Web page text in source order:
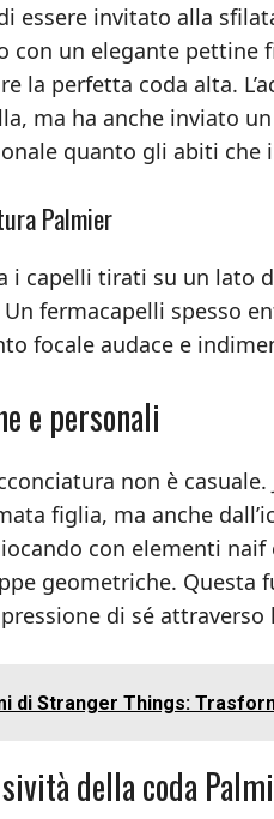
essere invitato alla
con un elegante
la perfetta coda alta.
ma ha anche inviato
quanto gli abiti che
Palmier
i capelli tirati su un
Un fermacapelli spesso
focale audace e
e personali
non è
figlia, ma anche
con elementi
geometriche. Questa
di sé attraverso
di Stranger Things:
della coda